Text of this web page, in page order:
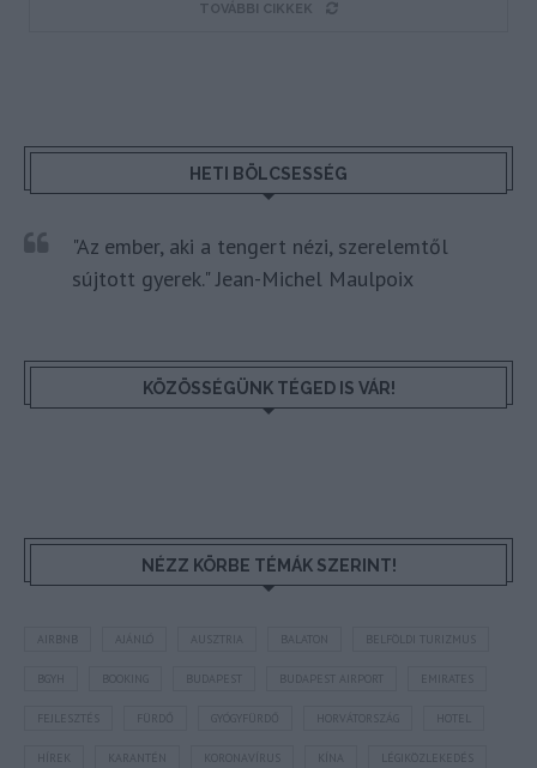
TOVÁBBI CIKKEK
HETI BÖLCSESSÉG
"Az ember, aki a tengert nézi, szerelemtől
sújtott gyerek." Jean-Michel Maulpoix
KÖZÖSSÉGÜNK TÉGED IS VÁR!
NÉZZ KÖRBE TÉMÁK SZERINT!
AUSZTRIA BALATON BELFÖLDI TURIZMUS
BUDAPEST BUDAPEST AIRPORT EMIRATES
FEJLESZTÉS HORVÁTORSZÁG HOTEL
KARANTÉN LÉGIKÖZLEKEDÉS